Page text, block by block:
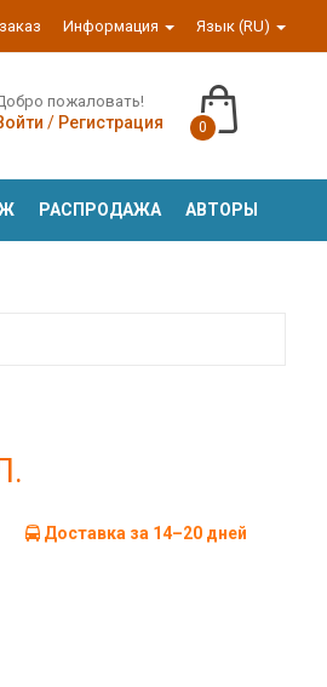
Информация Язык (RU)
пожаловать!
/ Регистрация 0
РАСПРОДАЖА АВТОРЫ
Доставка за 14–20 дней